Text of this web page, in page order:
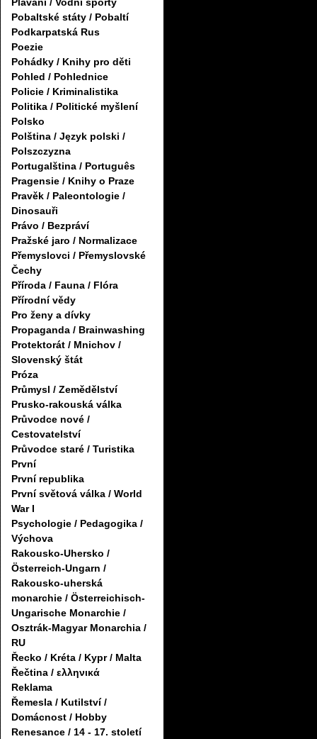
Pobaltské státy / Pobaltí
Podkarpatská Rus
Poezie
Pohádky / Knihy pro děti
Pohled / Pohlednice
Policie / Kriminalistika
Politika / Politické myšlení
Polsko
Polština / Język polski /
Polszczyzna
Portugalština / Português
Pragensie / Knihy o Praze
Pravěk / Paleontologie /
Dinosauři
Právo / Bezpráví
Pražské jaro / Normalizace
Přemyslovci / Přemyslovské
Čechy
Příroda / Fauna / Flóra
Přírodní vědy
Pro ženy a dívky
Propaganda / Brainwashing
Protektorát / Mnichov /
Slovenský štát
Próza
Průmysl / Zemědělství
Prusko-rakouská válka
Průvodce nové /
Cestovatelství
Průvodce staré / Turistika
První
První republika
První světová válka / World
War I
Psychologie / Pedagogika /
Výchova
Rakousko-Uhersko /
Österreich-Ungarn /
Rakousko-uherská
monarchie / Österreichisch-
Ungarische Monarchie /
Osztrák-Magyar Monarchia /
RU
Řecko / Kréta / Kypr / Malta
Řečtina / ελληνικά
Reklama
Řemesla / Kutilství /
Domácnost / Hobby
Renesance / 14 - 17. století